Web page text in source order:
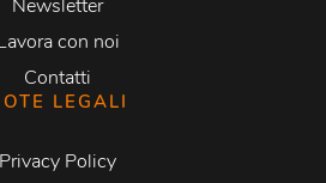
Newsletter
con noi
Contatti
LEGALI
Privacy Policy